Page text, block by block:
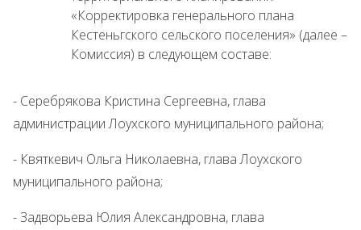
«Корректировка генерального плана
Кестеньгского сельского поселения» (далее –
Комиссия) в следующем составе:
- Серебрякова Кристина Сергеевна, глава
администрации Лоухского муниципального района;
- Квяткевич Ольга Николаевна, глава Лоухского
муниципального района;
- Задворьева Юлия Александровна, глава